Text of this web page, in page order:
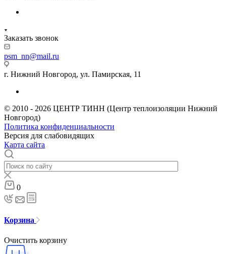
Заказать звонок
psm_nn@mail.ru
г. Нижний Новгород, ул. Памирская, 11
© 2010 - 2026 ЦЕНТР ТИНН (Центр теплоизоляции Нижний
Новгород)
Политика конфиденциальности
Версия для слабовидящих
Карта сайта
0
Корзина
Очистить корзину